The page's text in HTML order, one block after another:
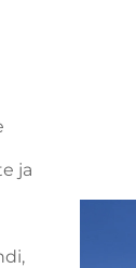
ja